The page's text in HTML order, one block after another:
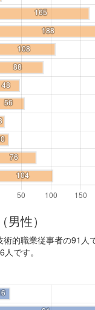
性）
術的職業従事者の91人
です。